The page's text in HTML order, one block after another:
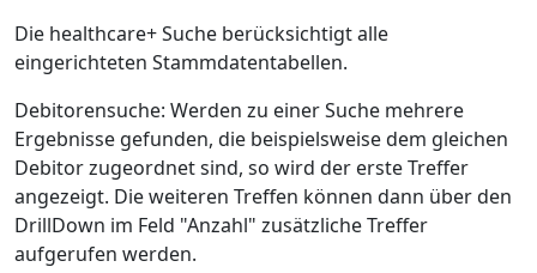
Die healthcare+ Suche berücksichtigt alle
eingerichteten Stammdatentabellen.
Debitorensuche: Werden zu einer Suche mehrere
Ergebnisse gefunden, die beispielsweise dem gleichen
Debitor zugeordnet sind, so wird der erste Treffer
angezeigt. Die weiteren Treffen können dann über den
DrillDown im Feld "Anzahl" zusätzliche Treffer
aufgerufen werden.